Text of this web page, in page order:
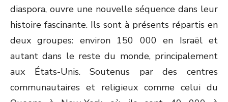
diaspora, ouvre une nouvelle séquence dans leur
histoire fascinante. Ils sont à présents répartis en
deux groupes: environ 150 000 en Israël et
autant dans le reste du monde, principalement
aux États-Unis. Soutenus par des centres
communautaires et religieux comme celui du